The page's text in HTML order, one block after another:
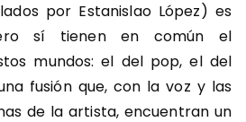
por Estanislao López) es
sí tienen en común el
mundos: el del pop, el del
fusión que, con la voz y las
de la artista, encuentran un